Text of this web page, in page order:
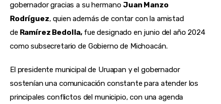
gobernador gracias a su hermano Juan Manzo
Rodríguez, quien además de contar con la amistad
de Ramírez Bedolla, fue designado en junio del año 2024
como subsecretario de Gobierno de Michoacán.
El presidente municipal de Uruapan y el gobernador
sostenían una comunicación constante para atender los
principales conflictos del municipio, con una agenda